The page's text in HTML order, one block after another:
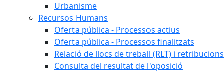
Urbanisme
Recursos Humans
Oferta pública - Processos actius
Oferta pública - Processos finalitzats
Relació de llocs de treball (RLT) i retribucions
Consulta del resultat de l'oposició